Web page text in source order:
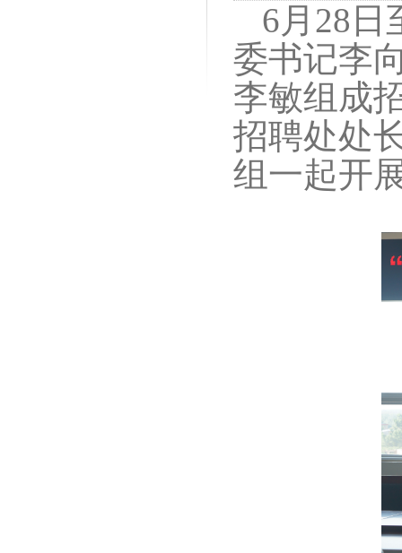
6月28日
委书记李
李敏组成
招聘处处
组一起开